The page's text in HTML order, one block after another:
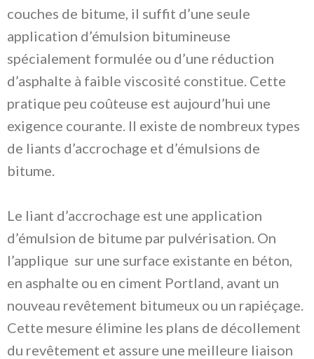
couches de bitume, il suffit d’une seule
application d’émulsion bitumineuse
spécialement formulée ou d’une réduction
d’asphalte à faible viscosité constitue. Cette
pratique peu coûteuse est aujourd’hui une
exigence courante. Il existe de nombreux types
de liants d’accrochage et d’émulsions de
bitume.
Le liant d’accrochage est une application
d’émulsion de bitume par pulvérisation. On
l’applique sur une surface existante en béton,
en asphalte ou en ciment Portland, avant un
nouveau revêtement bitumeux ou un rapiéçage.
Cette mesure élimine les plans de décollement
du revêtement et assure une meilleure liaison